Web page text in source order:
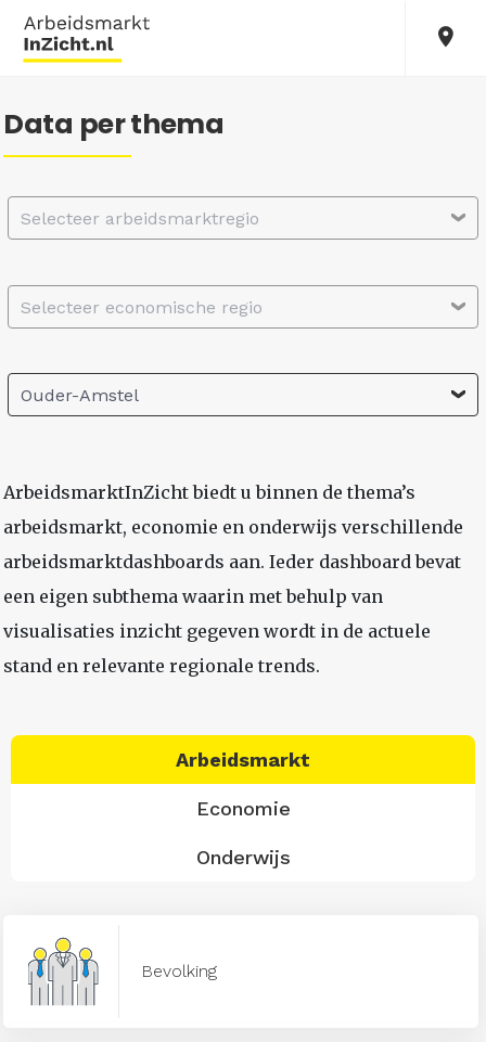
Data per thema
Selecteer arbeidsmarktregio
Selecteer economische regio
Ouder-Amstel
ArbeidsmarktInZicht biedt u binnen de thema’s
arbeidsmarkt, economie en onderwijs verschillende
arbeidsmarktdashboards aan. Ieder dashboard bevat
een eigen subthema waarin met behulp van
visualisaties inzicht gegeven wordt in de actuele
stand en relevante regionale trends.
Arbeidsmarkt
Economie
Onderwijs
Bevolking